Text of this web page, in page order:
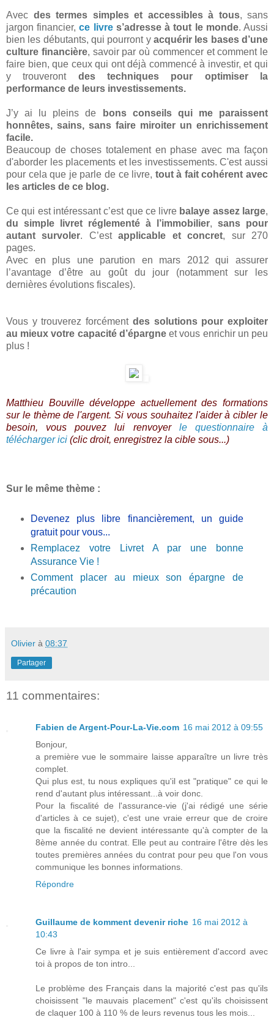
Avec des termes simples et accessibles à tous, sans
jargon financier,ce livre s’adresse à tout le monde. Aussi
bien les débutants, qui pourront y acquérir les bases d’une
culture financière, savoir par où commencer et comment le
faire bien, que ceux qui ont déjà commencé à investir, et qui
y trouveront des techniques pour optimiser la
performance de leurs investissements.
J’y ai lu pleins de
bons conseils qui me paraissent
honnêtes, sains, sans faire miroiter un enrichissement
facile.
Beaucoup de choses totalement en phase avec ma façon
d'aborder les placements et les investissements. C'est aussi
pour cela que je parle de ce livre, tout à fait cohérent avec
les articles de ce blog.
Ce qui est intéressant c’est que ce livre balaye assez large,
du simple livret réglementé à l’immobilier, sans pour
autant survoler. C’estapplicable et concret, sur 270
pages.
Avec en plus une parution en mars 2012 qui assurer
l’avantage d’être au goût du jour (notamment sur les
dernières évolutions fiscales).
Vous y trouverez forcément des solutions pour exploiter
au mieux votre capacité d’épargneet vous enrichir un peu
plus !
Matthieu Bouville développe actuellement des formations
sur le thème de l'argent. Si vous souhaitez l'aider à cibler le
besoin, vous pouvez lui renvoyer le questionnaire à
télécharger ici (clic droit, enregistrez la cible sous...)
Sur le même thème :
Devenez plus libre financièrement, un guide
gratuit pour vous...
Remplacez votre Livret A par une bonne
Assurance Vie !
Comment placer au mieux son épargne de
précaution
Olivier à 08:37
Partager
11 commentaires:
Fabien de Argent-Pour-La-Vie.com 16 mai 2012 à 09:55
Bonjour,
a première vue le sommaire laisse apparaître un livre très
complet.
Qui plus est, tu nous expliques qu'il est "pratique" ce qui le
rend d'autant plus intéressant...à voir donc.
Pour la fiscalité de l'assurance-vie (j'ai rédigé une série
d'articles à ce sujet), c'est une vraie erreur que de croire
que la fiscalité ne devient intéressante qu'à compter de la
8ème année du contrat. Elle peut au contraire l'être dès les
toutes premières années du contrat pour peu que l'on vous
communique les bonnes informations.
Répondre
Guillaume de komment devenir riche 16 mai 2012 à
10:43
Ce livre à l'air sympa et je suis entièrement d'accord avec
toi à propos de ton intro...
Le problème des Français dans la majorité c'est pas qu'ils
choisissent "le mauvais placement" c'est qu'ils choisissent
de claquer 100 à 110 % de leurs revenus tous les mois...